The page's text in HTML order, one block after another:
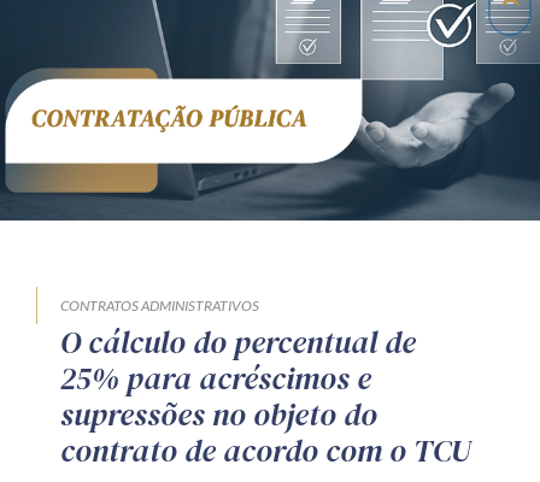
CONTRATOS ADMINISTRATIVOS
O cálculo do percentual de
25% para acréscimos e
supressões no objeto do
contrato de acordo com o TCU